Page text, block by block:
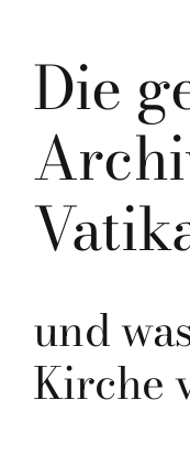
Die
und
Kirche